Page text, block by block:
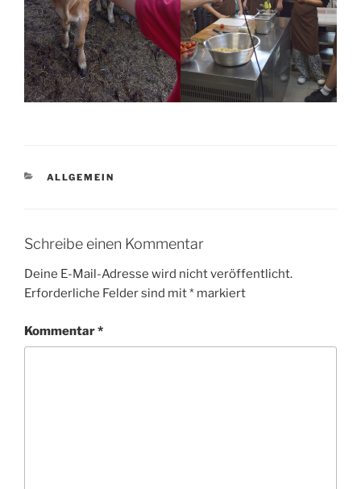
KATEGORIEN
ALLGEMEIN
Schreibe einen Kommentar
Deine E-Mail-Adresse wird nicht veröffentlicht.
Erforderliche Felder sind mit* markiert
Kommentar*